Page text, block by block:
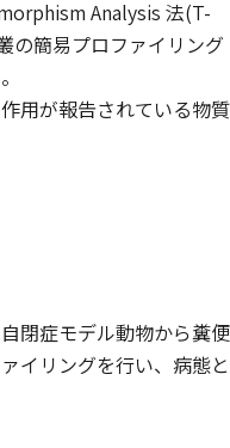
Analysis 法(T-
の簡易プロファイリング
用が報告されている物質
閉症モデル動物から糞便
イリングを行い、病態と